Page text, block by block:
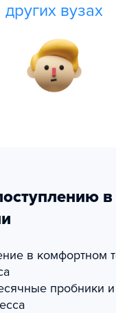
других вузах
в комфортном
пробники и